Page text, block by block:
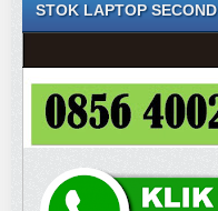
STOK LAPTOP SECOND